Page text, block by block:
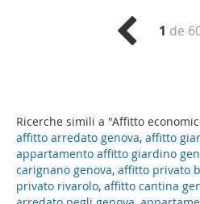
Ricerche simili a "Affitto
affitto arredato genova, affitto
appartamento affitto giardino
carignano genova, affitto privato
privato rivarolo, affitto cantina
1 de